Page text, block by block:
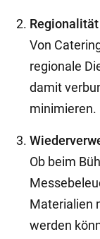
Von
regionale
damit
minimieren.
Ob beim
Materialien
werden